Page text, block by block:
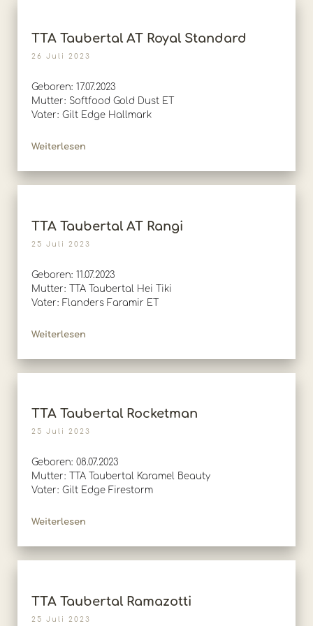
TTA Taubertal AT Royal Standard
26 Juli 2023
Geboren: 17.07.2023
Mutter: Softfood Gold Dust ET
Vater: Gilt Edge Hallmark
Weiterlesen
TTA Taubertal AT Rangi
25 Juli 2023
Geboren: 11.07.2023
Mutter: TTA Taubertal Hei Tiki
Vater: Flanders Faramir ET
Weiterlesen
TTA Taubertal Rocketman
25 Juli 2023
Geboren: 08.07.2023
Mutter: TTA Taubertal Karamel Beauty
Vater: Gilt Edge Firestorm
Weiterlesen
TTA Taubertal Ramazotti
25 Juli 2023